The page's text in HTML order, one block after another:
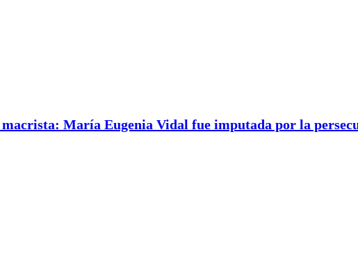
macrista: María Eugenia Vidal fue imputada por la